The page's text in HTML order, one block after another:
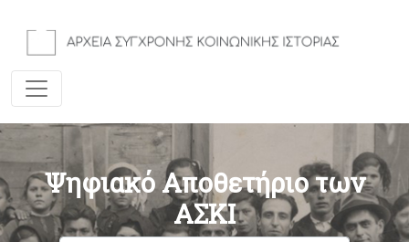
Ψηφιακό Αποθετήριο των
ΑΣΚΙ